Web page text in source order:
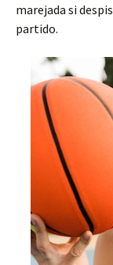
marejada si
partido.